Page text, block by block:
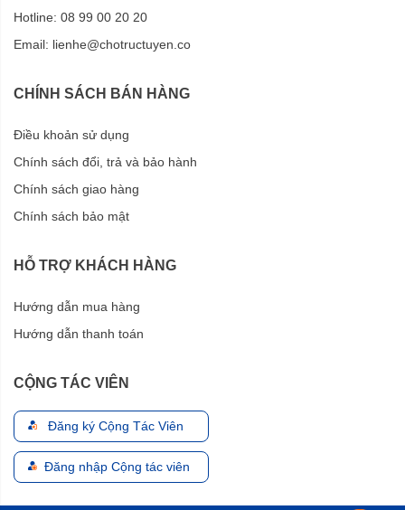
Hotline: 08 99 00 20 20
Email: lienhe@chotructuyen.co
CHÍNH SÁCH BÁN HÀNG
Điều khoản sử dụng
Chính sách đổi, trả và bảo hành
Chính sách giao hàng
Chính sách bảo mật
HỖ TRỢ KHÁCH HÀNG
Hướng dẫn mua hàng
Hướng dẫn thanh toán
CỘNG TÁC VIÊN
Đăng ký Cộng Tác Viên
Đăng nhập Cộng tác viên